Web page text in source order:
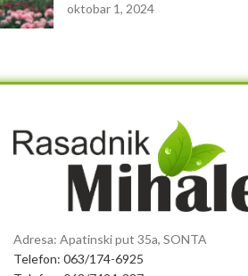
oktobar 1, 2024
Adresa: Apatinski put 35a, SONTA
Telefon: 063/174-6925